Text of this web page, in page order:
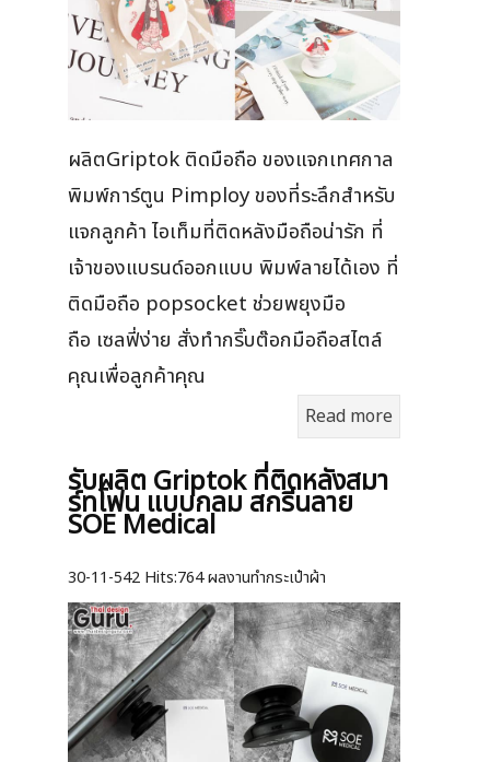
ผลิตGriptok ติดมือถือ ของแจกเทศกาล
พิมพ์การ์ตูน Pimploy ของที่ระลึกสำหรับ
แจกลูกค้า ไอเท็มที่ติดหลังมือถือน่ารัก ที่
เจ้าของแบรนด์ออกแบบ พิมพ์ลายได้เอง ที่
ติดมือถือ popsocket ช่วยพยุงมือ
ถือ เซลฟี่ง่าย สั่งทำกริ๊บต๊อกมือถือสไตล์
คุณเพื่อลูกค้าคุณ
Read more
รับผลิต Griptok ที่ติดหลังสมา
ร์ทโฟน แบบกลม สกรีนลาย
SOE Medical
30-11-542 Hits:764 ผลงานทำกระเป๋าผ้า